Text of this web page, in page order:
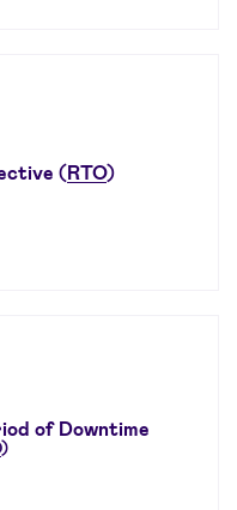
(RTO)
of Downtime
)